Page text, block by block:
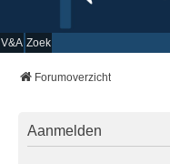
V&A Zoek
Forumoverzicht
Aanmelden